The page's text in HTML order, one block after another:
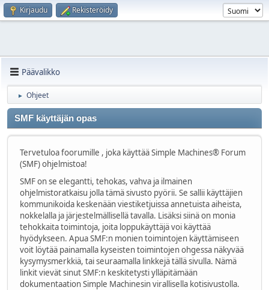
Kirjaudu Rekisteröidy
Päävalikko
► Ohjeet
SMF käyttäjän opas
Tervetuloa foorumille , joka käyttää Simple Machines® Forum
(SMF) ohjelmistoa!
SMF on se elegantti, tehokas, vahva ja ilmainen
ohjelmistoratkaisu jolla tämä sivusto pyörii. Se sallii käyttäjien
kommunikoida keskenään viestiketjuissa annetuista aiheista,
nokkelalla ja järjestelmällisellä tavalla. Lisäksi siinä on monia
tehokkaita toimintoja, joita loppukäyttäjä voi käyttää
hyödykseen. Apua SMF:n monien toimintojen käyttämiseen
voit löytää painamalla kyseisten toimintojen ohgessa näkyvää
kysymysmerkkiä, tai seuraamalla linkkejä tällä sivulla. Nämä
linkit vievät sinut SMF:n keskitetysti ylläpitämään
dokumentaation Simple Machinesin virallisella kotisivustolla.